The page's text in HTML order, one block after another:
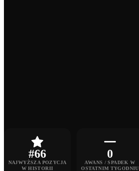
#66
NAJWYŻSZA POZYCJA
W HISTORII
0
AWANS / SPADEK W
OSTATNIM TYGODNIU